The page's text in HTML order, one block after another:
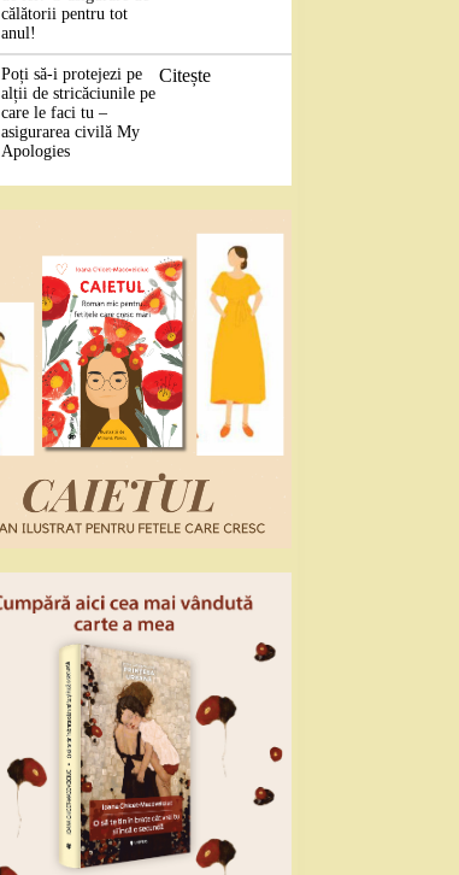
călătorii pentru tot
anul!
Poți să-i protejezi pe
alții de stricăciunile pe
care le faci tu –
asigurarea civilă My
Apologies
Citește